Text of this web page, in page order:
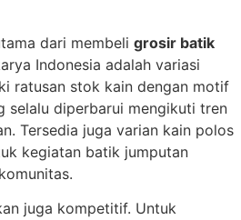
dari membeli grosir batik
Indonesia adalah variasi
ratusan stok kain dengan motif
selalu diperbarui mengikuti tren
Tersedia juga varian kain polos
kegiatan batik jumputan
juga kompetitif. Untuk